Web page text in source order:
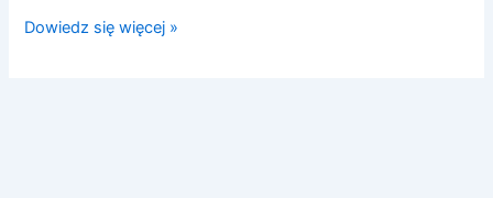
Dowiedz się więcej »